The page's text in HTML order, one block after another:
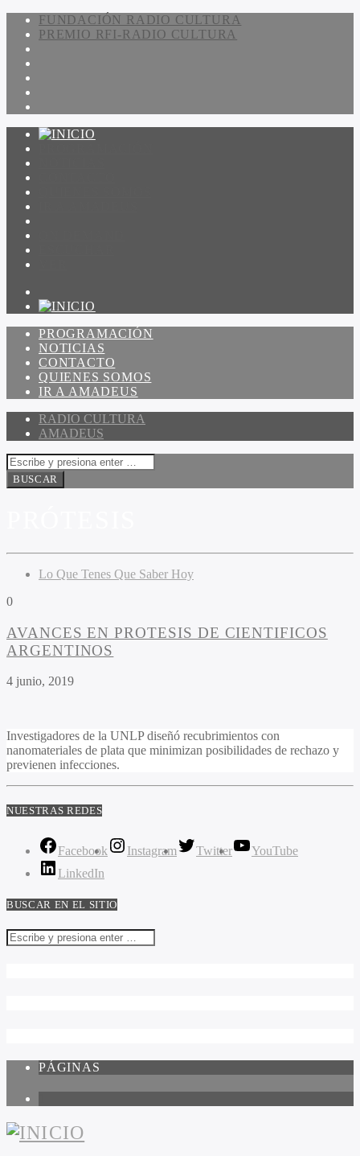
FUNDACIÓN RADIO CULTURA
PREMIO RFI-RADIO CULTURA
PROGRAMACIÓN
NOTICIAS
CONTACTO
QUIENES SOMOS
IR A AMADEUS
RADIO CULTURA
AMADEUS
Lo Que Tenes Que Saber Hoy
0
AVANCES EN PROTESIS DE CIENTIFICOS
ARGENTINOS
4 junio, 2019
Investigadores de la UNLP diseñó recubrimientos con
nanomateriales de plata que minimizan posibilidades de rechazo y
previenen infecciones.
NUESTRAS REDES
Facebook Instagram Twitter
YouTube
LinkedIn
BUSCAR EN EL SITIO
PÁGINAS